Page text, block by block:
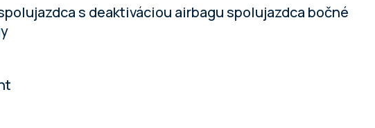
s deaktiváciou airbagu spolujazdca bočné